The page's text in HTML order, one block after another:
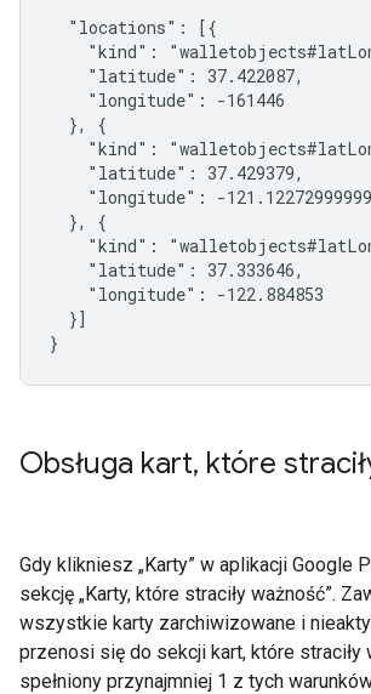
  "locations": [{
"kind":
    "latitude": 37.422087,
    "longitude": -161446
  }, {
"kind":
    "latitude": 37.429379,
"longitude": -
  }, {
"kind":
    "latitude": 37.333646,
    "longitude": -122.884853
  }]
}
Obsługa kart, które
Gdy klikniesz „Karty” w aplikacji Google
sekcję „Karty, które straciły ważność”.
wszystkie karty zarchiwizowane i
przenosi się do sekcji kart, które straciły
spełniony przynajmniej 1 z tych